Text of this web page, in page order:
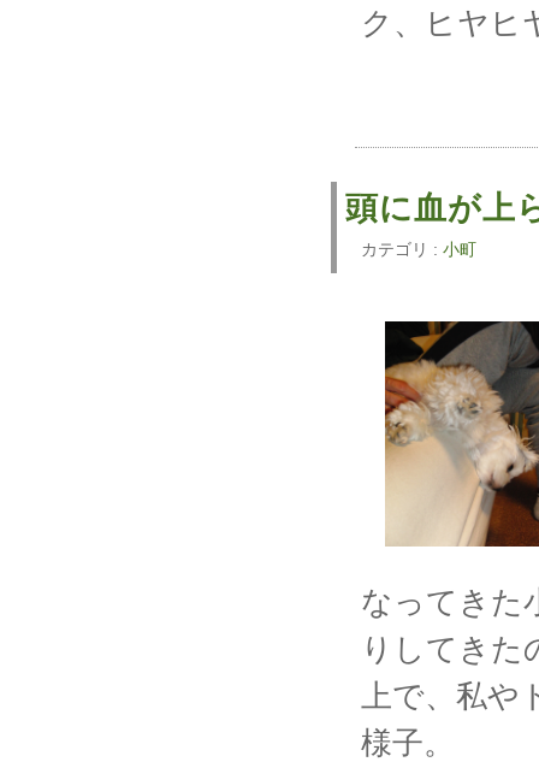
ク、ヒヤヒ
頭に血が上
カテゴリ : 小町
なってきた
りしてきた
上で、私
様子。